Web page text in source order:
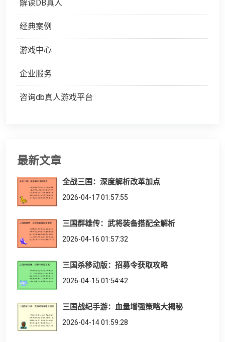
解读DB真人
经典案例
游戏中心
企业服务
咨询db真人游戏平台
最新文章
全战三国：深度解析改革加点
2026-04-17 01:57:55
三国群雄传：武将装备搭配全解析
2026-04-16 01:57:32
三国杀移动版：招募令获取攻略
2026-04-15 01:54:42
三国战纪手游：血量增强策略大揭秘
2026-04-14 01:59:28